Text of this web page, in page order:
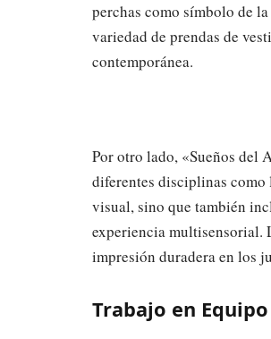
perchas como símbolo de
variedad de prendas de
contemporánea.
Por otro lado, «Sueños del
diferentes disciplinas como
visual, sino que también
experiencia multisensorial.
impresión duradera en los
Trabajo en